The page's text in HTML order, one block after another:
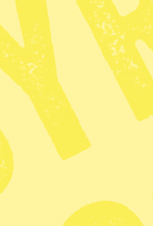
Nyhetsbrev
Syre ges ut av Dagens O2 som ägs
som i sin tur ägs av Lennart
ger ut nyhetstidningar för alla som
ett fritt, demokratiskt, solidariskt
tillväxtdogmer och arbetslinjer. Vi är
koncern. Det innebär att alla intäkter